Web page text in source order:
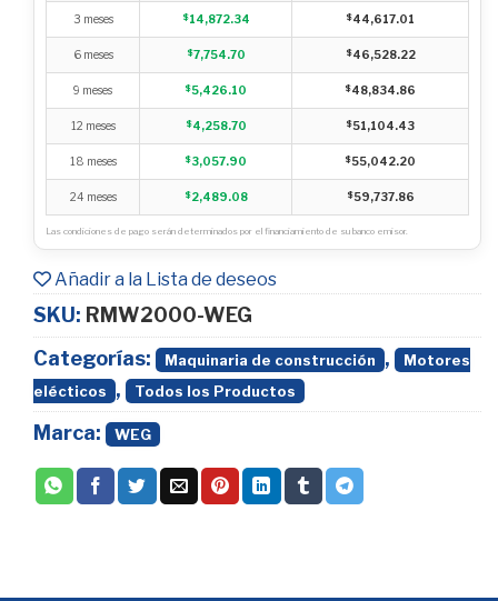
3 meses $14,872.34 $44,617.01
6 meses $7,754.70 $46,528.22
9 meses $5,426.10 $48,834.86
12 meses $4,258.70 $51,104.43
18 meses $3,057.90 $55,042.20
24 meses $2,489.08 $59,737.86
Las condiciones de pago serán determinados por el financiamiento de su banco emisor.
Añadir a la Lista de deseos
SKU: RMW2000-WEG
Categorías:
Maquinaria de construcción ,
Motores
elécticos
, Todos los Productos
Marca: WEG